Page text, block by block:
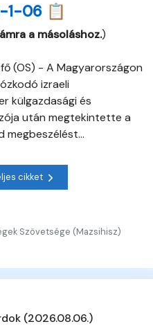
1-06 📋
a másoláshoz.)
(OS) - A Magyarországon
izraeli
külgazdasági és
után megtekintette a
megbeszélést...
cikket
Szövetsége (Mazsihisz)
(2026.08.06.)